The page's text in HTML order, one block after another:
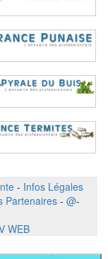
- Infos Légales
Partenaires - @-
WEB